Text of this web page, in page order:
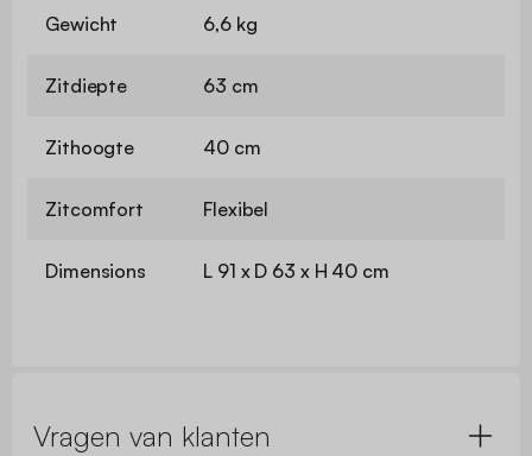
Gewicht 6,6 kg
Zitdiepte 63 cm
Zithoogte 40 cm
Zitcomfort Flexibel
Dimensions L 91 x D 63 x H 40 cm
Vragen van klanten